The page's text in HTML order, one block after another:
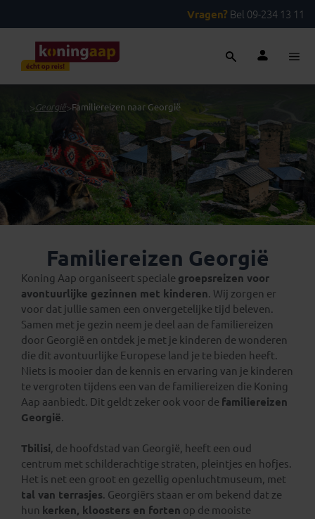
Vragen? Bel 09-234 13 11
> Georgië>Familiereizen naar Georgië
Familiereizen Georgië
Koning Aap organiseert speciale groepsreizen voor
avontuurlijke gezinnen met kinderen. Wij zorgen er
voor dat jullie samen een onvergetelijke tijd beleven.
Samen met je gezin neem je deel aan de familiereizen
door Georgië en ontdek je met je kinderen de wonderen
die dit avontuurlijke Europese land je te bieden heeft.
Niets is mooier dan de kennis en ervaring van je kinderen
te vergroten tijdens een van de familiereizen die Koning
Aap aanbiedt. Dit geldt zeker ook voor de familiereizen
Georgië.
Tbilisi, de hoofdstad van Georgië, heeft een oud
centrum met schilderachtige straten, pleintjes en hofjes.
Het is net een groot en gezellig openluchtmuseum, met
tal van terrasjes. Georgiërs staan er om bekend dat ze
hun kerken, kloosters en forten op de mooiste